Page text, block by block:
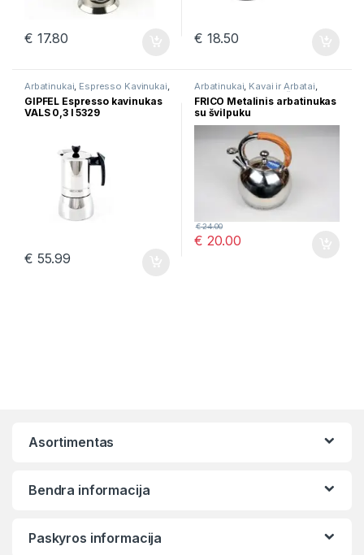
€ 17.80 € 18.50
Arbatinukai, Espresso Kavinukai,
Kavai ir Arbatai Kavinukai
GIPFEL Espresso kavinukas
VALS 0,3 l 5329
€ 55.99
Arbatinukai, Kavai ir Arbatai,
Virduliai,Virduliai su švilpuku
FRICO Metalinis arbatinukas
su švilpuku
€ 20.00
€24.00
Asortimentas
Bendra informacija
Paskyros informacija